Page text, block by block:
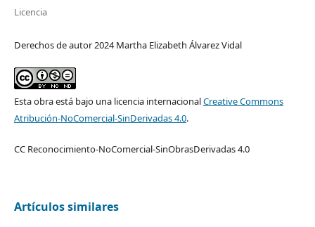
Licencia
Derechos de autor 2024 Martha Elizabeth Álvarez Vidal
Esta obra está bajo una licencia internacionalCreative Commons
Atribución-NoComercial-SinDerivadas 4.0.
CC Reconocimiento-NoComercial-SinObrasDerivadas 4.0
Artículos similares